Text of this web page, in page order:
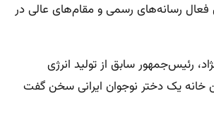
رسانه‌های رسمی و مقام‌های عالی در
رئیس‌جمهور سابق از تولید انرژی
خانه یک دختر نوجوان ایرانی سخن گفت